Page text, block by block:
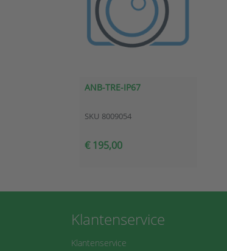
ANB-TRE-IP67
SKU 8009054
€ 195,00
Klantenservice
Klantenservice